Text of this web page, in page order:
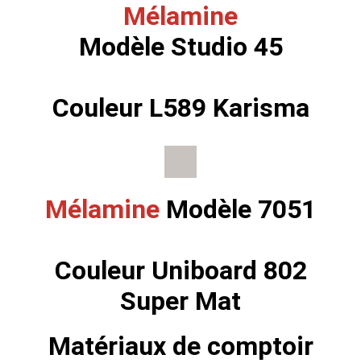
Mélamine
Modèle Studio 45
Couleur L589 Karisma
Mélamine Modèle 7051
Couleur Uniboard 802
Super Mat
Matériaux de comptoir